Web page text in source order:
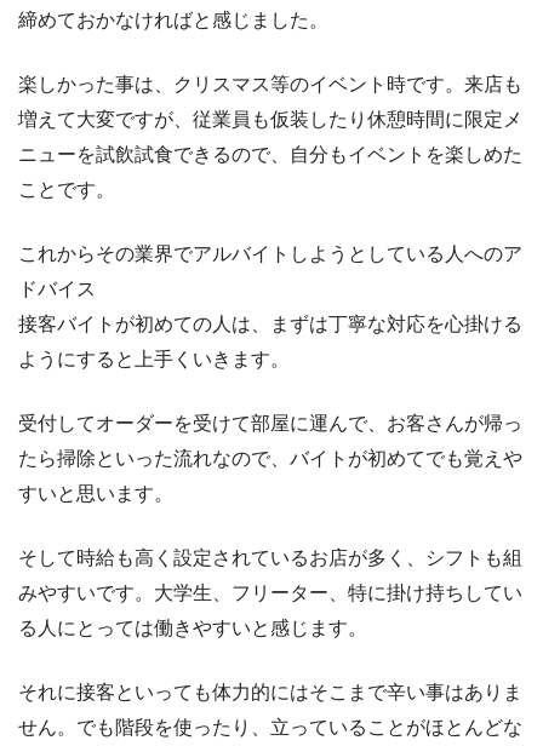
締めておかなければと感じました。
楽しかった事は、クリスマス等のイベント時です。来店も
増えて大変ですが、従業員も仮装したり休憩時間に限定メ
ニューを試飲試食できるので、自分もイベントを楽しめた
ことです。
これからその業界でアルバイトしようとしている人へのア
ドバイス
接客バイトが初めての人は、まずは丁寧な対応を心掛ける
ようにすると上手くいきます。
受付してオーダーを受けて部屋に運んで、お客さんが帰っ
たら掃除といった流れなので、バイトが初めてでも覚えや
すいと思います。
そして時給も高く設定されているお店が多く、シフトも組
みやすいです。大学生、フリーター、特に掛け持ちしてい
る人にとっては働きやすいと感じます。
それに接客といっても体力的にはそこまで辛い事はありま
せん。でも階段を使ったり、立っていることがほとんどな